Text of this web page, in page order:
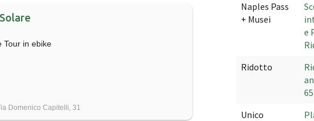
Tour in ebike
Domenico Capitelli, 31
Naples Pass
+ Musei
e
Ridotto
Unico